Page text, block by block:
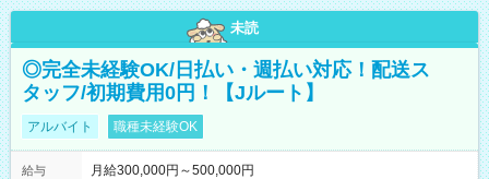
未読
◎完全未経験OK/日払い・週払い対応！配送ス
タッフ/初期費用0円！【Jルート】
アルバイト 職種未経験OK
給与
月給300,000円～500,000円